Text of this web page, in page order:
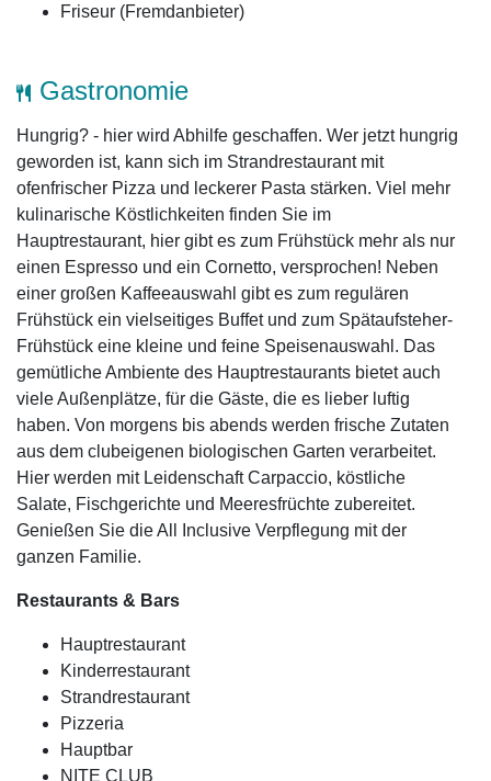
Friseur (Fremdanbieter)
Gastronomie
Hungrig? - hier wird Abhilfe geschaffen. Wer jetzt hungrig
geworden ist, kann sich im Strandrestaurant mit
ofenfrischer Pizza und leckerer Pasta stärken. Viel mehr
kulinarische Köstlichkeiten finden Sie im
Hauptrestaurant, hier gibt es zum Frühstück mehr als nur
einen Espresso und ein Cornetto, versprochen! Neben
einer großen Kaffeeauswahl gibt es zum regulären
Frühstück ein vielseitiges Buffet und zum Spätaufsteher-
Frühstück eine kleine und feine Speisenauswahl. Das
gemütliche Ambiente des Hauptrestaurants bietet auch
viele Außenplätze, für die Gäste, die es lieber luftig
haben. Von morgens bis abends werden frische Zutaten
aus dem clubeigenen biologischen Garten verarbeitet.
Hier werden mit Leidenschaft Carpaccio, köstliche
Salate, Fischgerichte und Meeresfrüchte zubereitet.
Genießen Sie die All Inclusive Verpflegung mit der
ganzen Familie.
Restaurants & Bars
Hauptrestaurant
Kinderrestaurant
Strandrestaurant
Pizzeria
Hauptbar
NITE CLUB